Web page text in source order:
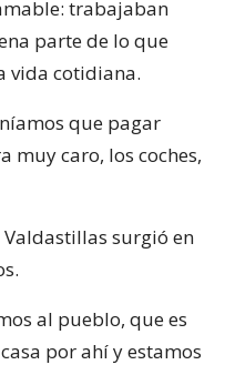
trabajaban
parte de lo que
vida cotidiana.
que pagar
muy caro, los coches,
surgió en
al pueblo, que es
por ahí y estamos